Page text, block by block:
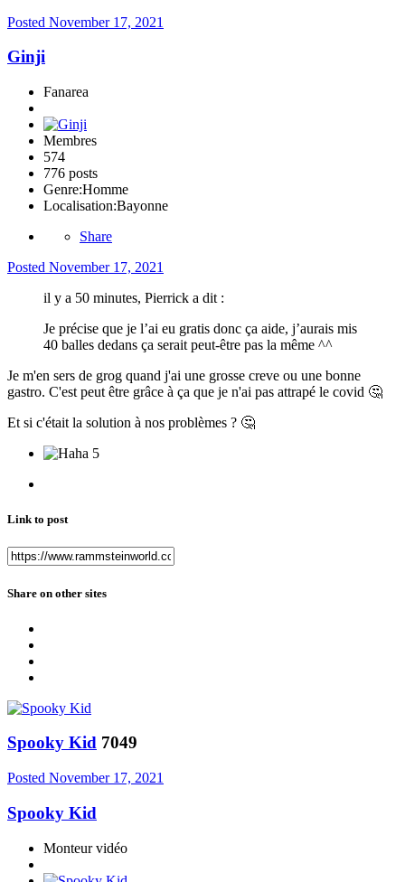
Posted November 17, 2021
Ginji
Fanarea
Membres
574
776 posts
Genre:Homme
Localisation:Bayonne
Share
Posted November 17, 2021
il y a 50 minutes, Pierrick a dit :
Je précise que je l’ai eu gratis donc ça aide, j’aurais mis
40 balles dedans ça serait peut-être pas la même ^^
Je m'en sers de grog quand j'ai une grosse creve ou une bonne
gastro. C'est peut être grâce à ça que je n'ai pas attrapé le covid 🤔
Et si c'était la solution à nos problèmes ? 🤔
5
Link to post
Share on other sites
Spooky Kid 7049
Posted November 17, 2021
Spooky Kid
Monteur vidéo